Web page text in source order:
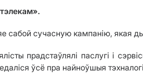
сабой сучасную кампанію, якая
прадстаўлялі паслугі і
ўсё пра найноўшыя